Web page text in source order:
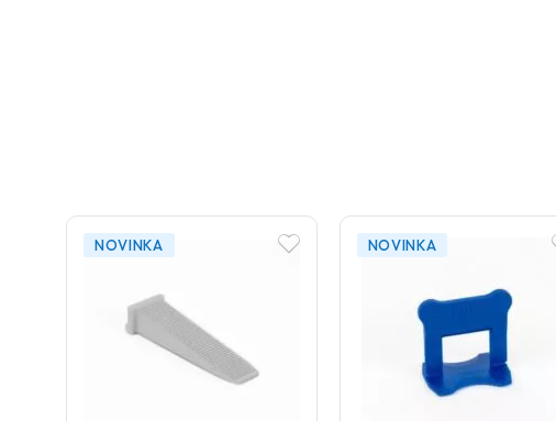
NOVINKA NOVINKA